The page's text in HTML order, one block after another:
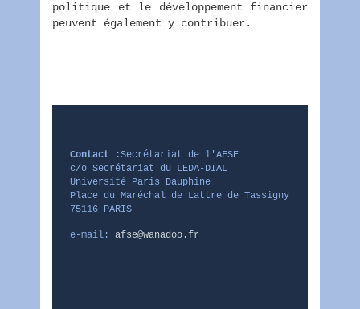
politique et le développement financier
peuvent également y contribuer.
Contact :Secrétariat de l'AFSE
c/o Secrétariat du LEDA-DIAL
Université Paris Dauphine
Place du Maréchal de Lattre de Tassigny
75116 PARIS
e-mail: afse@wanadoo.fr